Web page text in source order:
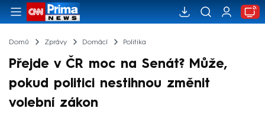
Domů Zprávy Domácí Politika
Přejde v ČR moc na Senát? Může,
pokud politici nestihnou změnit
volební zákon